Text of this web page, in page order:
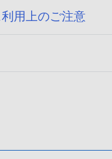
用上のご注意